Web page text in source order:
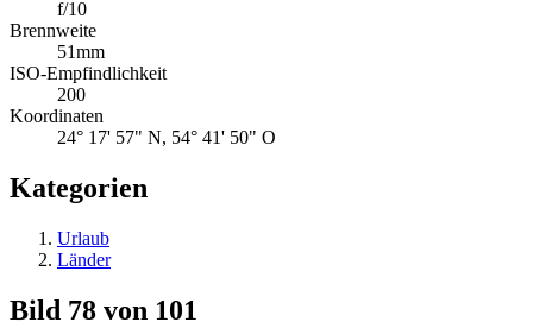
f/10
Brennweite
51mm
ISO-Empfindlichkeit
200
Koordinaten
24° 17' 57" N, 54° 41' 50" O
Kategorien
Urlaub
Länder
Bild 78 von 101